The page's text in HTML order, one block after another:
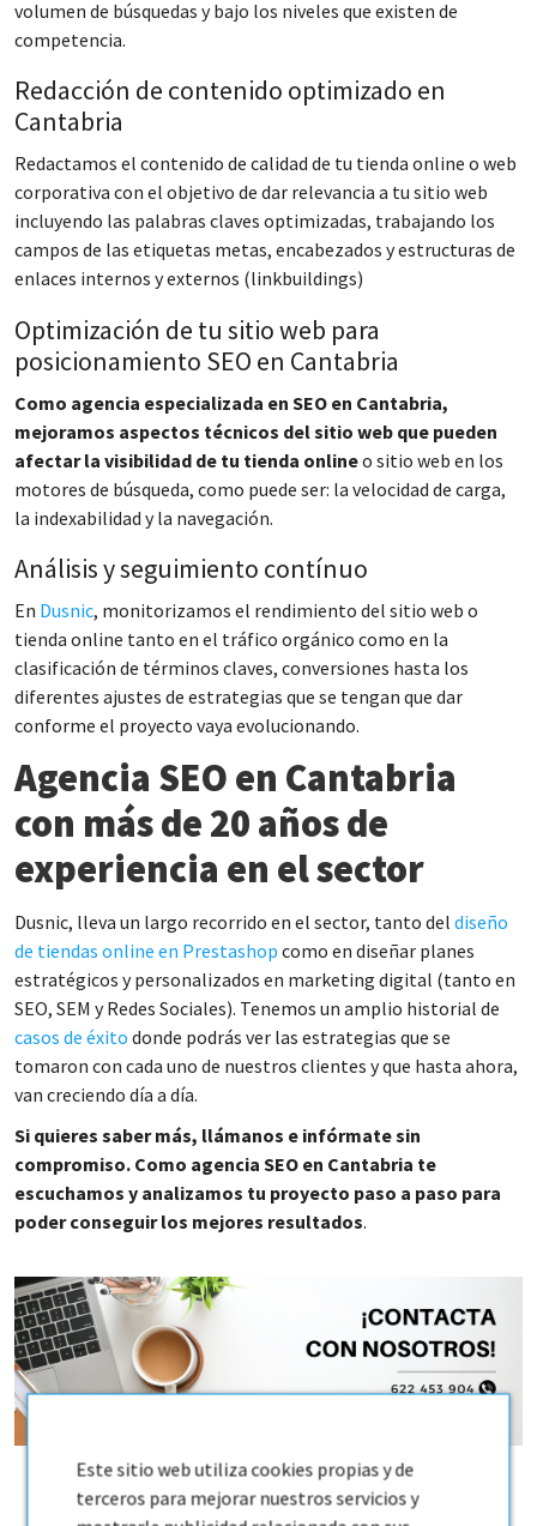
volumen de búsquedas y bajo los niveles que existen de
competencia.
Redacción de contenido optimizado en
Cantabria
Redactamos el contenido de calidad de tu tienda online o web
corporativa con el objetivo de dar relevancia a tu sitio web
incluyendo las palabras claves optimizadas, trabajando los
campos de las etiquetas metas, encabezados y estructuras de
enlaces internos y externos (linkbuildings)
Optimización de tu sitio web para
posicionamiento SEO en Cantabria
Como agencia especializada en SEO en Cantabria,
mejoramos aspectos técnicos del sitio web que pueden
afectar la visibilidad de tu tienda onlineo sitio web en los
motores de búsqueda, como puede ser: la velocidad de carga,
la indexabilidad y la navegación.
Análisis y seguimiento contínuo
En Dusnic, monitorizamos el rendimiento del sitio web o
tienda online tanto en el tráfico orgánico como en la
clasificación de términos claves, conversiones hasta los
diferentes ajustes de estrategias que se tengan que dar
conforme el proyecto vaya evolucionando.
Agencia SEO en Cantabria
con más de 20 años de
experiencia en el sector
Dusnic, lleva un largo recorrido en el sector, tanto del diseño
de tiendas online en Prestashop como en diseñar planes
estratégicos y personalizados en marketing digital (tanto en
SEO, SEM y Redes Sociales). Tenemos un amplio historial de
casos de éxito donde podrás ver las estrategias que se
tomaron con cada uno de nuestros clientes y que hasta ahora,
van creciendo día a día.
Si quieres saber más, llámanos e infórmate sin
compromiso. Como agencia SEO en Cantabria te
escuchamos y analizamos tu proyecto paso a paso para
poder conseguir los mejores resultados.
Este sitio web utiliza cookies propias y de
terceros para mejorar nuestros servicios y